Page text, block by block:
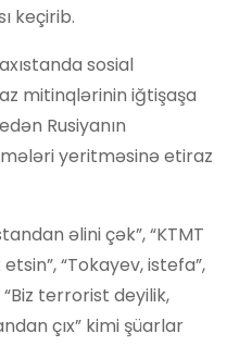
keçirib.
sosial
mitinqlərinin iğtişaşa
Rusiyanın
yeritməsinə etiraz
əlini çək”, “KTMT
“Tokayev, istefa”,
terrorist deyilik,
çıx” kimi şüarlar